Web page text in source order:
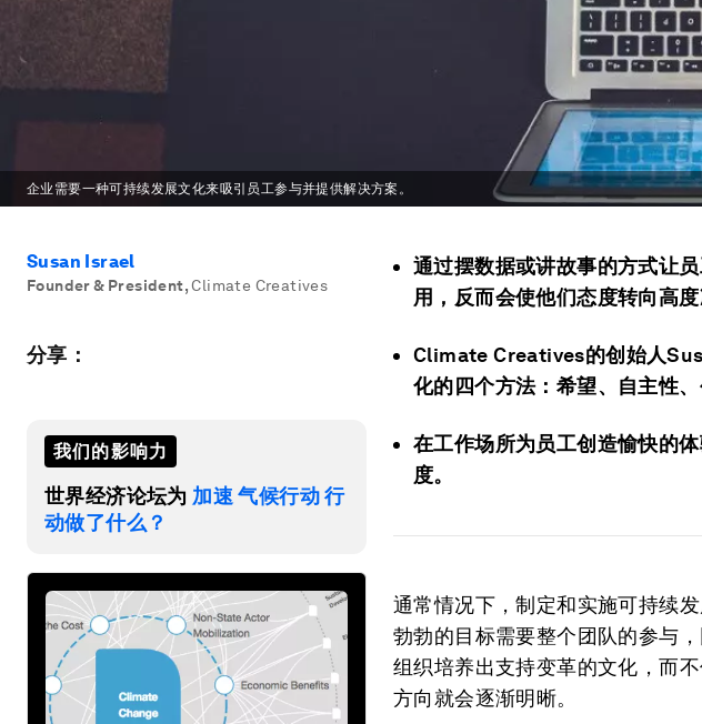
企业需要一种可持续发展文化来吸引员工参与并提供解决方案。
Susan Israel
Founder & President, Climate Creatives
分享：
我们的影响力
世界经济论坛为 加速 气候行动 行
动做了什么？
通过摆数据或讲故事的方式让
用，反而会使他们态度转向高
Climate Creatives的创始人
化的四个方法：希望、自主性、
在工作场所为员工创造愉快的
度。
通常情况下，制定和实施可持续
勃勃的目标需要整个团队的参与
组织培养出支持变革的文化，而
方向就会逐渐明晰。